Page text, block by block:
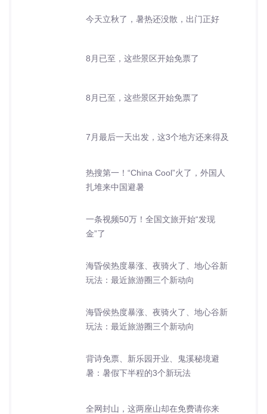
今天立秋了，暑热还没散，出门正好
8月已至，这些景区开始免票了
8月已至，这些景区开始免票了
7月最后一天出发，这3个地方还来得及
热搜第一！“China Cool”火了，外国人
扎堆来中国避暑
一条视频50万！全国文旅开始“发现
金”了
海昏侯热度暴涨、夜骑火了、地心谷新
玩法：最近旅游圈三个新动向
海昏侯热度暴涨、夜骑火了、地心谷新
玩法：最近旅游圈三个新动向
背诗免票、新乐园开业、鬼溪秘境避
暑：暑假下半程的3个新玩法
全网封山，这两座山却在免费请你来